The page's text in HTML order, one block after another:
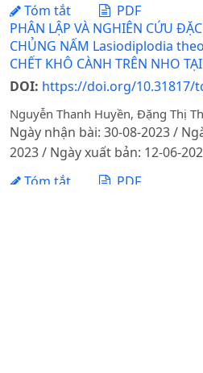
Tóm tắt
PDF
PHÂN LẬP VÀ NGHIÊN CỨU
CHỦNG NẤM Lasiodiplodia
CHẾT KHÔ CÀNH TRÊN NHO
DOI: https://doi.org/10.31817/
Nguyễn Thanh Huyền, Đặng Thị
Ngày nhận bài: 30-08-2023 /
2023 / Ngày xuất bản: 12-06-
Tóm tắt
PDF